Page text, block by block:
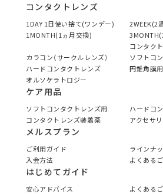
コンタクトレンズ
1DAY 1日使い捨て(ワンデー)
2WEEK(2
1MONTH(1ヵ月交換)
コンタク
カラコン（サークルレンズ）
ソフトコ
ハードコンタクトレンズ
円錐角膜用
オルソケラトロジー
ケア用品
ソフトコンタクトレンズ用
ハードコ
コンタクトレンズ装着薬
アクセサ
メルスプラン
ご利用ガイド
ラインナ
入会方法
よくある
はじめてガイド
安心アドバイス
よくある